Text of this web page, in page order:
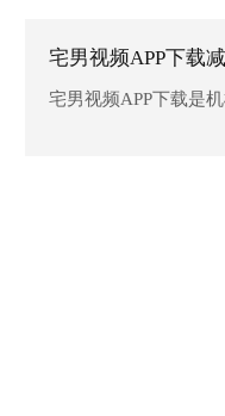
宅男视频APP下载
宅男视频APP下载是机